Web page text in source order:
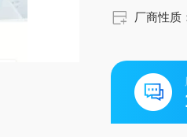
厂商性质